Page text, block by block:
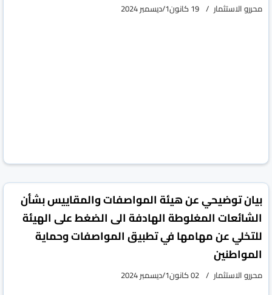
محررو الاستثمار 19 كانون1/ديسمبر 2024
Next
بيان توضيحي عن هيئة المواصفات والمقاييس بشأن
الشائعات المغلوطة الهادفة الى الضغط على الهيئة
للتخلي عن مهامها في تطبيق المواصفات وحماية
المواطنين
محررو الاستثمار 02 كانون1/ديسمبر 2024